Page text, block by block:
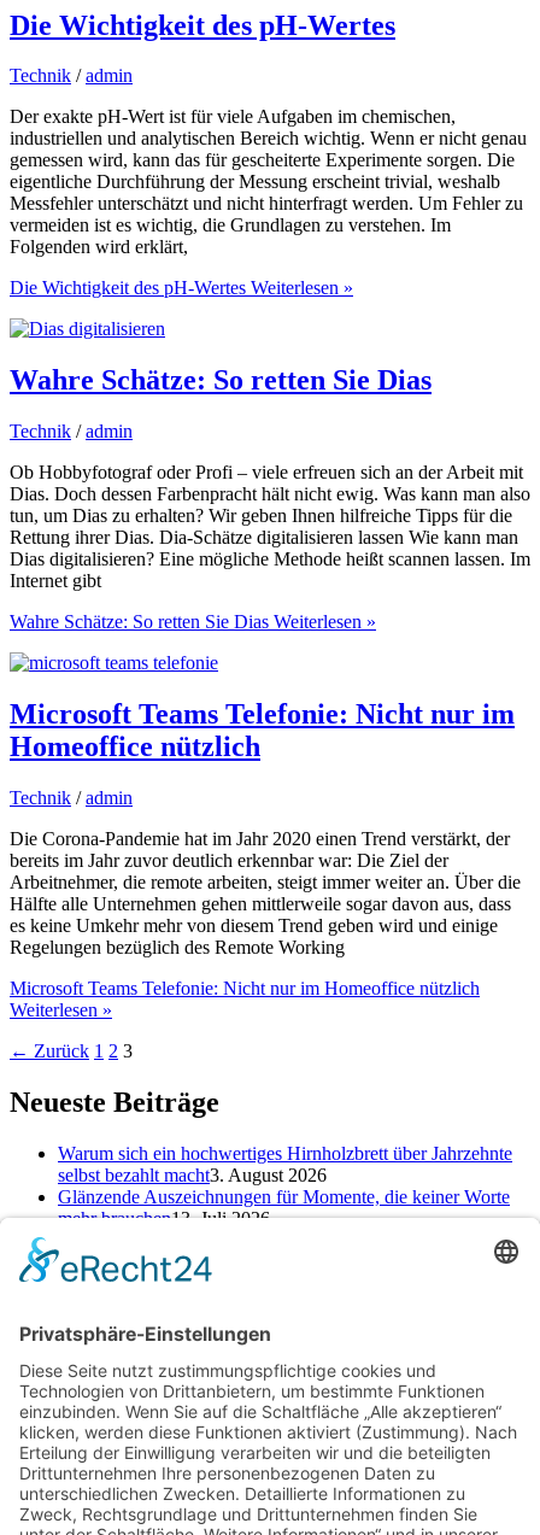
Die Wichtigkeit des pH-Wertes
Technik /admin
Der exakte pH-Wert ist für viele Aufgaben im chemischen,
industriellen und analytischen Bereich wichtig. Wenn er nicht genau
gemessen wird, kann das für gescheiterte Experimente sorgen. Die
eigentliche Durchführung der Messung erscheint trivial, weshalb
Messfehler unterschätzt und nicht hinterfragt werden. Um Fehler zu
vermeiden ist es wichtig, die Grundlagen zu verstehen. Im
Folgenden wird erklärt,
Die Wichtigkeit des pH-Wertes Weiterlesen »
Wahre Schätze: So retten Sie Dias
Technik /admin
Ob Hobbyfotograf oder Profi – viele erfreuen sich an der Arbeit mit
Dias. Doch dessen Farbenpracht hält nicht ewig. Was kann man also
tun, um Dias zu erhalten? Wir geben Ihnen hilfreiche Tipps für die
Rettung ihrer Dias. Dia-Schätze digitalisieren lassen Wie kann man
Dias digitalisieren? Eine mögliche Methode heißt scannen lassen. Im
Internet gibt
Wahre Schätze: So retten Sie Dias Weiterlesen »
Microsoft Teams Telefonie: Nicht nur im
Homeoffice nützlich
Technik /admin
Die Corona-Pandemie hat im Jahr 2020 einen Trend verstärkt, der
bereits im Jahr zuvor deutlich erkennbar war: Die Ziel der
Arbeitnehmer, die remote arbeiten, steigt immer weiter an. Über die
Hälfte alle Unternehmen gehen mittlerweile sogar davon aus, dass
es keine Umkehr mehr von diesem Trend geben wird und einige
Regelungen bezüglich des Remote Working
Microsoft Teams Telefonie: Nicht nur im Homeoffice nützlich
Weiterlesen »
← Zurück 1 2 3
Neueste Beiträge
Warum sich ein hochwertiges Hirnholzbrett über Jahrzehnte
selbst bezahlt macht3. August 2026
Glänzende Auszeichnungen für Momente, die keiner Worte
mehr brauchen13. Juli 2026
starten25. Juni 2026
Kategorien
Schlagwörter
Baufinanzierung Beratung Beruf cbd online kaufen Einsparungen Erfahrung
Finanzen Hautpflege Kamin Kinder Konto Kredit Motivation Ofen Pool
Reinigungsdienst
Reise Renovierung Rückgabe Selbst machen Selbstständigkeit